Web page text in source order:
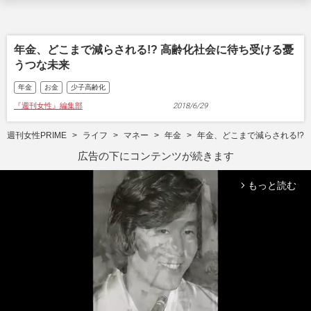
年金、どこまで減らされる!? 高齢化社会に待ち受ける憂
うつな未来
年金 お金 少子高齢化
『週刊女性』編集部 2018/6/29
週刊女性PRIME ライフ マネー 年金 年金、どこまで減らされる!?
広告の下にコンテンツが続きます
arrow_forward_ios もっと読む